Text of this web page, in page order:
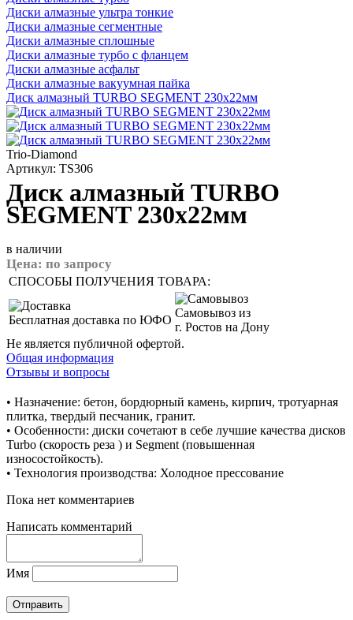
Диски алмазные ультра тонкие
Диски алмазные сегментные
Диски алмазные сплошные
Диски алмазные турбо с фланцем
Диски алмазные асфальт
Диски алмазные вакуумная пайка
Диск алмазный TURBO SEGMENT 230x22мм
Trio-Diamond
Артикул: TS306
Диск алмазный TURBO
SEGMENT 230x22мм
в наличии
Цена: по запросу
СПОСОБЫ ПОЛУЧЕНИЯ ТОВАРА:
Бесплатная доставка по ЮФО
Самовывоз из
г. Ростов на Дону
Не является публичной офертой.
Общая информация
Отзывы и вопросы
• Назначение: бетон, бордюрный камень, кирпич, тротуарная
плитка, твердый песчаник, гранит.
• Особенности: диски сочетают в себе лучшие качества дисков
Turbo (скорость реза ) и Segment (повышенная
износостойкость).
• Технология производства: Холодное прессование
Пока нет комментариев
Написать комментарий
Имя